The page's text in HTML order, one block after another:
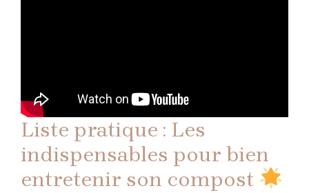
Liste pratique : Les
indispensables pour bien
entretenir son compost